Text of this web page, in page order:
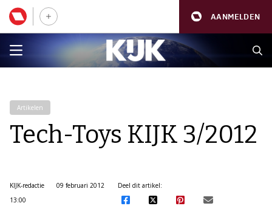
AANMELDEN
Artikelen
Tech-Toys KIJK 3/2012
KIJK-redactie
09 februari 2012
13:00
Deel dit artikel: